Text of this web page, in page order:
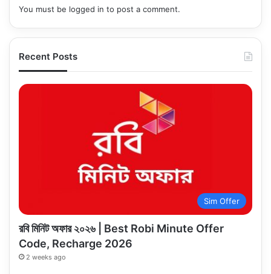
You must be logged in to post a comment.
Recent Posts
Sim Offer
রবি মিনিট অফার ২০২৬ | Best Robi Minute Offer
Code, Recharge 2026
2 weeks ago